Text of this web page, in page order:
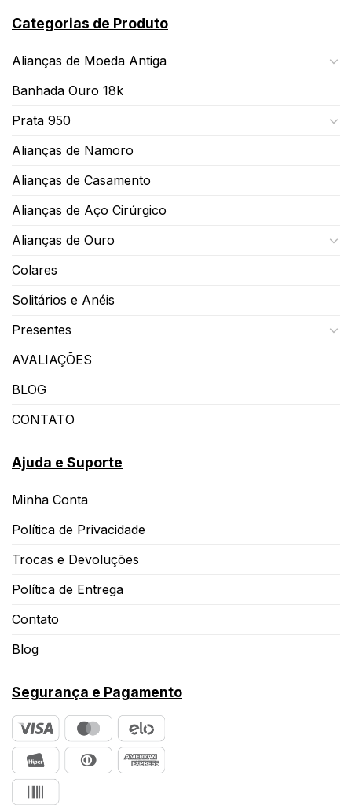
Categorias de Produto
Alianças de Moeda Antiga
Banhada Ouro 18k
Prata 950
Alianças de Namoro
Alianças de Casamento
Alianças de Aço Cirúrgico
Alianças de Ouro
Colares
Solitários e Anéis
Presentes
AVALIAÇÕES
BLOG
CONTATO
Ajuda e Suporte
Minha Conta
Política de Privacidade
Trocas e Devoluções
Política de Entrega
Contato
Blog
Segurança e Pagamento